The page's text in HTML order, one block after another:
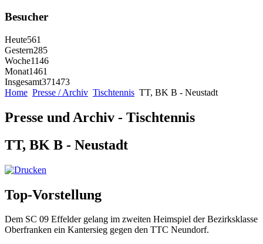
Besucher
Heute561
Gestern285
Woche1146
Monat1461
Insgesamt371473
Home Presse / Archiv Tischtennis TT, BK B - Neustadt
Presse und Archiv - Tischtennis
TT, BK B - Neustadt
Top-Vorstellung
Dem SC 09 Effelder gelang im zweiten Heimspiel der Bezirksklasse
Oberfranken ein Kantersieg gegen den TTC Neundorf.